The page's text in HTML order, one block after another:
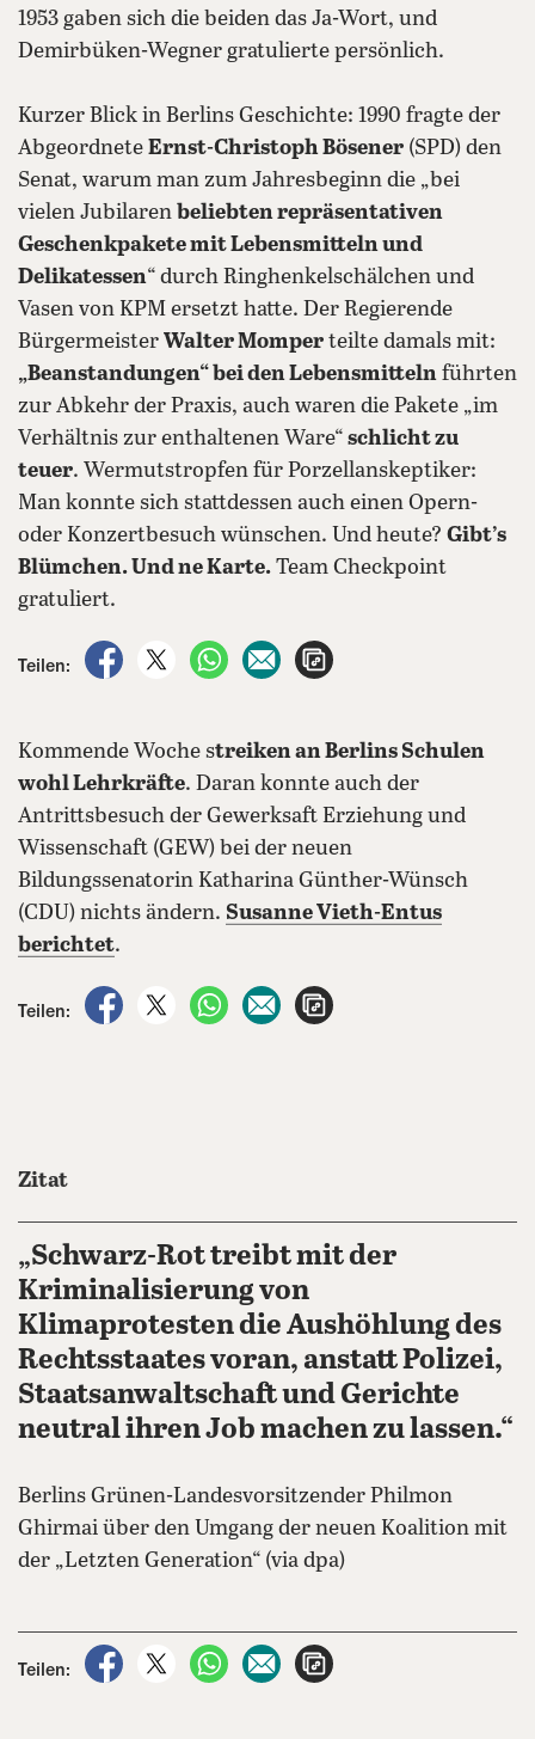
1953 gaben sich die beiden das Ja-Wort, und
Demirbüken-Wegner gratulierte persönlich.
Kurzer Blick in Berlins Geschichte: 1990 fragte der
Abgeordnete Ernst-Christoph Bösener (SPD) den
Senat, warum man zum Jahresbeginn die „bei
vielen Jubilaren beliebten repräsentativen
Geschenkpakete mit Lebensmitteln und
Delikatessen“ durch Ringhenkelschälchen und
Vasen von KPM ersetzt hatte. Der Regierende
Bürgermeister Walter Momper teilte damals mit:
„Beanstandungen“ bei den Lebensmitteln führten
zur Abkehr der Praxis, auch waren die Pakete „im
Verhältnis zur enthaltenen Ware“ schlicht zu
teuer. Wermutstropfen für Porzellanskeptiker:
Man konnte sich stattdessen auch einen Opern-
oder Konzertbesuch wünschen. Und heute? Gibt’s
Blümchen. Und ne Karte. Team Checkpoint
gratuliert.
Teilen:
auf Facebook teilen
auf X teilenper WhatsApp teilen
per E-Mail teilen
Kommende Woche streiken an Berlins Schulen
wohl Lehrkräfte. Daran konnte auch der
Antrittsbesuch der Gewerksaft Erziehung und
Wissenschaft (GEW) bei der neuen
Bildungssenatorin Katharina Günther-Wünsch
(CDU) nichts ändern. Susanne Vieth-Entus
berichtet.
Teilen:
auf Facebook teilen
auf X teilenper WhatsApp teilen
per E-Mail teilen
Zitat
„Schwarz-Rot treibt mit der
Kriminalisierung von
Klimaprotesten die Aushöhlung des
Rechtsstaates voran, anstatt Polizei,
Staatsanwaltschaft und Gerichte
neutral ihren Job machen zu lassen.“
Berlins Grünen-Landesvorsitzender Philmon
Ghirmai über den Umgang der neuen Koalition mit
der „Letzten Generation“ (via dpa)
Teilen:
auf Facebook teilen
auf X teilenper WhatsApp teilen
per E-Mail teilen